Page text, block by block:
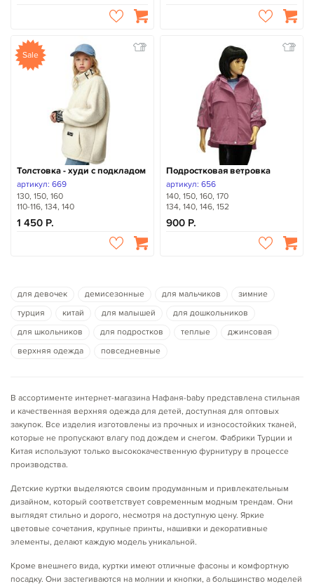
Sale
Толстовка - худи с подкладом
артикул: 669
130, 150, 160
110-116, 134, 140
1 450
Подростковая ветровка
артикул: 656
140, 150, 160, 170
134, 140, 146, 152
900
для девочек демисезонные для мальчиков
зимние
турция
китай для малышей
для дошкольников
для школьников
для подростков теплые
джинсовая
верхняя одежда
повседневные
В ассортименте интернет-магазина Нафаня-baby представлена стильная
и качественная верхняя одежда для детей, доступная для оптовых
закупок. Все изделия изготовлены из прочных и износостойких тканей,
которые не пропускают влагу под дождем и снегом. Фабрики Турции и
Китая используют только высококачественную фурнитуру в процессе
производства.
Детские куртки выделяются своим продуманным и привлекательным
дизайном, который соответствует современным модным трендам. Они
выглядят стильно и дорого, несмотря на доступную цену. Яркие
цветовые сочетания, крупные принты, нашивки и декоративные
элементы, делают каждую модель уникальной.
Кроме внешнего вида, куртки имеют отличные фасоны и комфортную
посадку. Они застегиваются на молнии и кнопки, а большинство моделей